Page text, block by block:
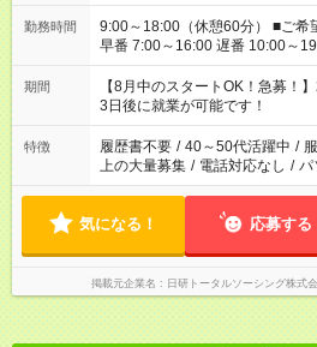
勤務時間
9:00～18:00（休憩60分） ■ご希望があれば下記シフトもOK！
早番 7:00～16:00 遅番 10:00～19:00
と休みを合わせたい」 「余裕を
「できれば残業はしたくない」
ね。 ※Wワーク希望の方へ 今ご覧のお仕事で希望する勤務時間
と、もう1つのお仕事の勤務時間
合は応募できません。
期間
【8月中のスタートOK！急募
3日後に就業が可能です！
特徴 履歴書不要 / 40～50代活躍中 /
上の大量募集 / 電話対応なし / パ
気になる！ 応募する
掲載元企業名 日研トータルソーシング株式